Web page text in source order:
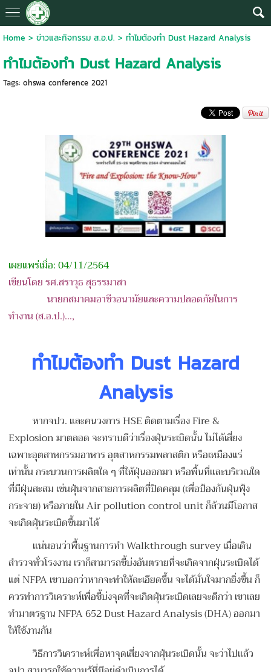
Home > ข่าวและกิจกรรม ส.อ.ป. > ทำไมต้องทำ Dust Hazard Analysis
ทำไมต้องทำ Dust Hazard Analysis
Tags: ohswa conference 2021
เผยแพร่เมื่อ: 04/11/2564
เขียนโดย รศ.สราวุธ สุธรรมาสา
นายกสมาคมอาชีวอนามัยและความปลอดภัยในการ
ทำงาน (ส.อ.ป.)...,
ทำไมต้องทำ Dust Hazard
Analysis
หากจปว. และคนวงการ HSE ติดตามเรื่อง Fire &
Explosion มาตลอด จะทราบดีว่าเรื่องฝุ่นระเบิดนั้น ไม่ได้เสี่ยง
เฉพาะอุตสาหกรรมอาหาร อุตสาหกรรมพลาสติก หรือเหมืองแร่
เท่านั้น กระบวนการผลิตใด ๆ ที่ให้ฝุ่นออกมา หรือพื้นที่และบริเวณใด
ที่มีฝุ่นสะสม เช่นฝุ่นจากสายการผลิตที่ปิดคลุม (เพื่อป้องกันฝุ่นฟุ้ง
กระจาย) หรือภายใน Air pollution control unit ก็ล้วนมีโอกาส
จะเกิดฝุ่นระเบิดขึ้นมาได้
แน่นอนว่าพื้นฐานการทำ Walkthrough survey เมื่อเดิน
สำรวจทั่วโรงงาน เราก็สามารถชี้บ่งอันตรายที่จะเกิดจากฝุ่นระเบิดได้
แต่ NFPA เขาบอกว่าหากจะทำให้ละเอียดขึ้น จะได้มั่นใจมากยิ่งขึ้น ก็
ควรทำการวิเคราะห์เพื่อชี้บ่งจุดที่จะเกิดฝุ่นระเบิดเลยจะดีกว่า เขาเลย
ทำมาตรฐาน NFPA 652 Dust Hazard Analysis (DHA) ออกมา
ให้ใช้งานกัน
วิธีการวิเคราะห์เพื่อหาจุดเสี่ยงจากฝุ่นระเบิดนั้น จะว่าไปแล้ว